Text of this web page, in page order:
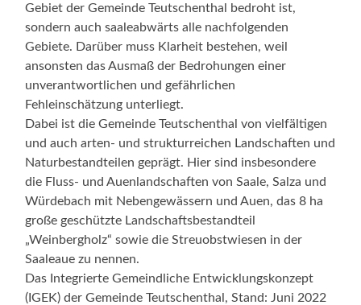
Gebiet der Gemeinde Teutschenthal bedroht ist,
sondern auch saaleabwärts alle nachfolgenden
Gebiete. Darüber muss Klarheit bestehen, weil
ansonsten das Ausmaß der Bedrohungen einer
unverantwortlichen und gefährlichen
Fehleinschätzung unterliegt.
Dabei ist die Gemeinde Teutschenthal von vielfältigen
und auch arten- und strukturreichen Landschaften und
Naturbestandteilen geprägt. Hier sind insbesondere
die Fluss- und Auenlandschaften von Saale, Salza und
Würdebach mit Nebengewässern und Auen, das 8 ha
große geschützte Landschaftsbestandteil
„Weinbergholz“ sowie die Streuobstwiesen in der
Saaleaue zu nennen.
Das Integrierte Gemeindliche Entwicklungskonzept
(IGEK) der Gemeinde Teutschenthal, Stand: Juni 2022